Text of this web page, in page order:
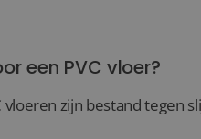
een PVC vloer?
vloeren zijn bestand tegen